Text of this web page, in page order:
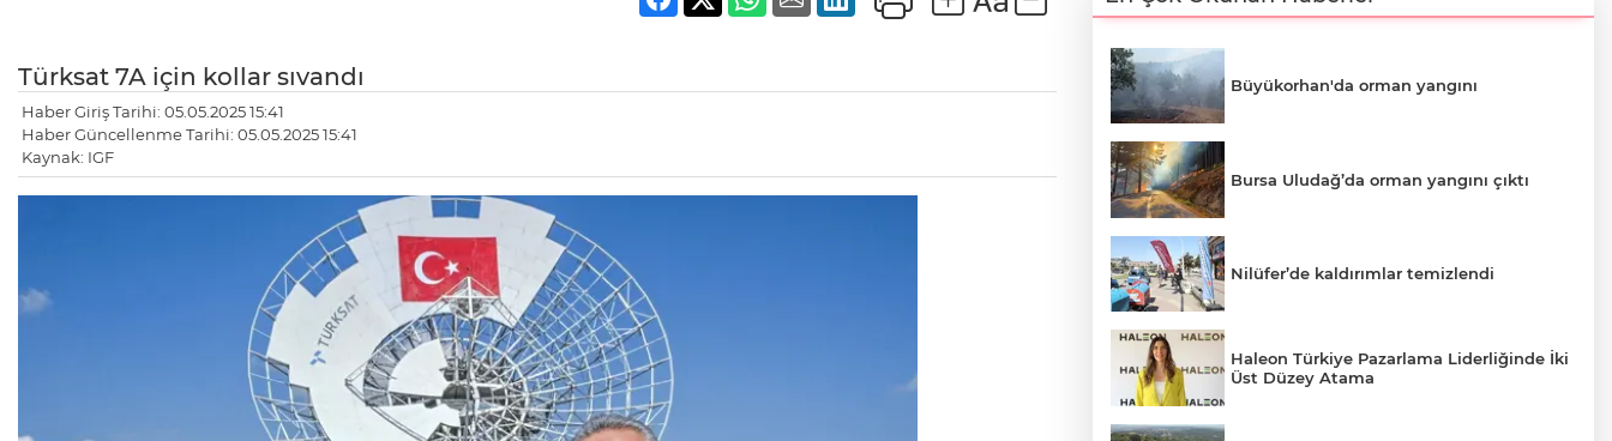
Türksat 7A için kollar sıvandı
Haber Giriş Tarihi: 05.05.2025 15:41
Haber Güncellenme Tarihi: 05.05.2025 15:41
Kaynak: IGF
Büyükorhan'da orman yangını
Bursa Uludağ’da orman yangını çıktı
Nilüfer’de kaldırımlar temizlendi
Haleon Türkiye Pazarlama Liderliğinde İki
Üst Düzey Atama